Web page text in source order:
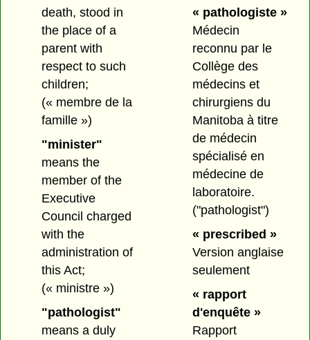
death, stood in
the place of a
parent with
respect to such
children;
(« membre de la
famille »)
"minister"
means the
member of the
Executive
Council charged
with the
administration of
this Act;
(« ministre »)
"pathologist"
means a duly
« pathologiste »
Médecin
reconnu par le
Collège des
médecins et
chirurgiens du
Manitoba à titre
de médecin
spécialisé en
médecine de
laboratoire.
("pathologist")
« prescribed »
Version anglaise
seulement
« rapport
d'enquête »
Rapport